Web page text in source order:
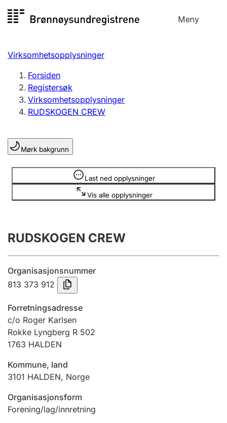
til
Meny
Registersøk
Aksjeselskap
Enkeltpersonforetak
Registrere, endre, slette
Lag og forening
Registrere, endre, slette
Årsregnskap
Innsending og forsinkelsesgebyr
Tinglysing
Jeger
Betaling og jegeravgiftskort
Ektepaktveileder
Virksomhetsopplysninger
Forsiden
Registersøk
Virksomhetsopplysninger
RUDSKOGEN CREW
Mørk bakgrunn
Last ned opplysninger
Vis alle opplysninger
Opplysninger er skjult
RUDSKOGEN CREW
Organisasjonsnummer
813 373 912
Forretningsadresse
c/o Roger Karlsen
Rokke Lyngberg R 502
1763 HALDEN
Kommune, land
3101 HALDEN, Norge
Organisasjonsform
Forening/lag/innretning